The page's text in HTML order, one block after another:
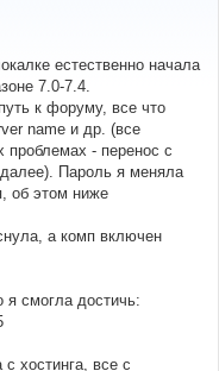
естественно начала
7.0-7.4.
к форуму, все что
name и др. (все
проблемах - перенос с
далее). Пароль я меняла
об этом ниже
а комп включен
я смогла достичь:
хостинга, все с